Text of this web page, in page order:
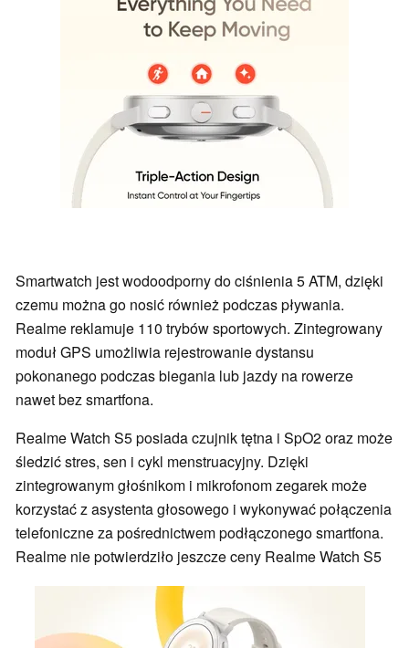
Smartwatch jest wodoodporny do ciśnienia 5 ATM, dzięki
czemu można go nosić również podczas pływania.
Realme reklamuje 110 trybów sportowych. Zintegrowany
moduł GPS umożliwia rejestrowanie dystansu
pokonanego podczas biegania lub jazdy na rowerze
nawet bez smartfona.
Realme Watch S5 posiada czujnik tętna i SpO2 oraz może
śledzić stres, sen i cykl menstruacyjny. Dzięki
zintegrowanym głośnikom i mikrofonom zegarek może
korzystać z asystenta głosowego i wykonywać połączenia
telefoniczne za pośrednictwem podłączonego smartfona.
Realme nie potwierdziło jeszcze ceny Realme Watch S5